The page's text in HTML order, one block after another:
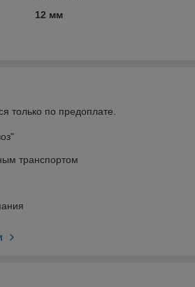
12 мм
только по предоплате.
транспортом